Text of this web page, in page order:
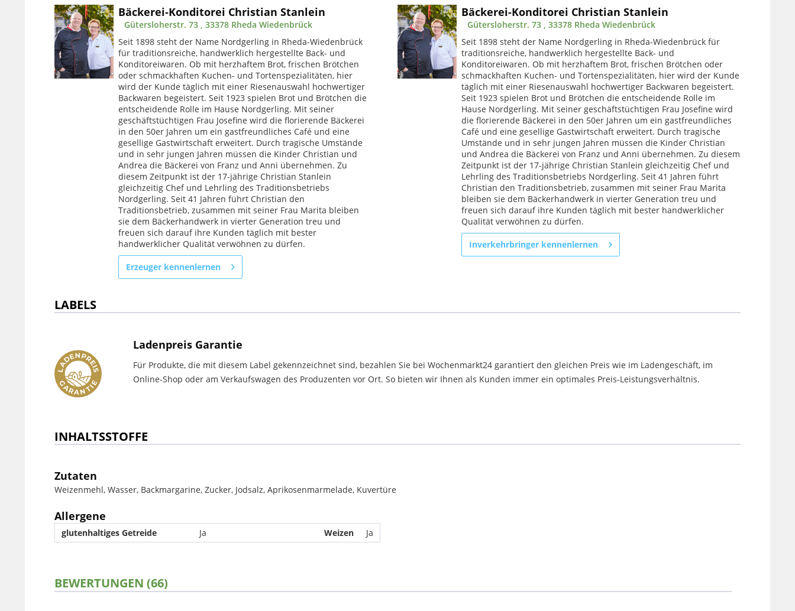
Bäckerei-Konditorei Christian Stanlein
Gütersloherstr. 73 , 33378 Rheda Wiedenbrück
Seit 1898 steht der Name Nordgerling in Rheda-Wiedenbrück
für traditionsreiche, handwerklich hergestellte Back- und
Konditoreiwaren. Ob mit herzhaftem Brot, frischen Brötchen
oder schmackhaften Kuchen- und Tortenspezialitäten, hier
wird der Kunde täglich mit einer Riesenauswahl hochwertiger
Backwaren begeistert. Seit 1923 spielen Brot und Brötchen die
entscheidende Rolle im Hause Nordgerling. Mit seiner
geschäftstüchtigen Frau Josefine wird die florierende Bäckerei
in den 50er Jahren um ein gastfreundliches Café und eine
gesellige Gastwirtschaft erweitert. Durch tragische Umstände
und in sehr jungen Jahren müssen die Kinder Christian und
Andrea die Bäckerei von Franz und Anni übernehmen. Zu
diesem Zeitpunkt ist der 17-jährige Christian Stanlein
gleichzeitig Chef und Lehrling des Traditionsbetriebs
Nordgerling. Seit 41 Jahren führt Christian den
Traditionsbetrieb, zusammen mit seiner Frau Marita bleiben
sie dem Bäckerhandwerk in vierter Generation treu und
freuen sich darauf ihre Kunden täglich mit bester
handwerklicher Qualität verwöhnen zu dürfen.
Erzeuger kennenlernen
Bäckerei-Konditorei Christian Stanlein
Gütersloherstr. 73 , 33378 Rheda Wiedenbrück
Seit 1898 steht der Name Nordgerling in Rheda-Wiedenbrück für
traditionsreiche, handwerklich hergestellte Back- und
Konditoreiwaren. Ob mit herzhaftem Brot, frischen Brötchen oder
schmackhaften Kuchen- und Tortenspezialitäten, hier wird der Kunde
täglich mit einer Riesenauswahl hochwertiger Backwaren begeistert.
Seit 1923 spielen Brot und Brötchen die entscheidende Rolle im
Hause Nordgerling. Mit seiner geschäftstüchtigen Frau Josefine wird
die florierende Bäckerei in den 50er Jahren um ein gastfreundliches
Café und eine gesellige Gastwirtschaft erweitert. Durch tragische
Umstände und in sehr jungen Jahren müssen die Kinder Christian
und Andrea die Bäckerei von Franz und Anni übernehmen. Zu diesem
Zeitpunkt ist der 17-jährige Christian Stanlein gleichzeitig Chef und
Lehrling des Traditionsbetriebs Nordgerling. Seit 41 Jahren führt
Christian den Traditionsbetrieb, zusammen mit seiner Frau Marita
bleiben sie dem Bäckerhandwerk in vierter Generation treu und
freuen sich darauf ihre Kunden täglich mit bester handwerklicher
Qualität verwöhnen zu dürfen.
Inverkehrbringer kennenlernen
LABELS
Ladenpreis Garantie
Für Produkte, die mit diesem Label gekennzeichnet sind, bezahlen Sie bei Wochenmarkt24 garantiert den gleichen Preis wie im Ladengeschäft, im
Online-Shop oder am Verkaufswagen des Produzenten vor Ort. So bieten wir Ihnen als Kunden immer ein optimales Preis-Leistungsverhältnis.
INHALTSSTOFFE
Zutaten
Weizenmehl, Wasser, Backmargarine, Zucker, Jodsalz, Aprikosenmarmelade, Kuvertüre
Allergene
glutenhaltiges Getreide Ja Weizen Ja
BEWERTUNGEN (66)